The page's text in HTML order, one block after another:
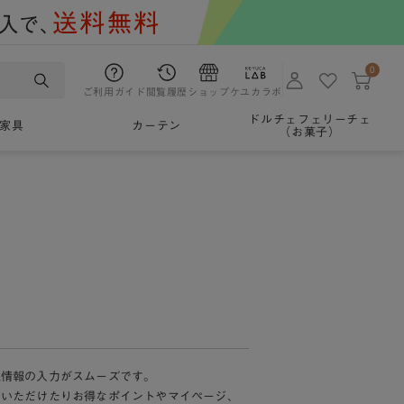
ご利用ガイド 閲覧履歴 ショップケユカラボ
0
家具 カーテン
ドルチェフェリーチェ
（お菓子）
報の入力がスムーズです。
ただけたりお得なポイントやマイページ、